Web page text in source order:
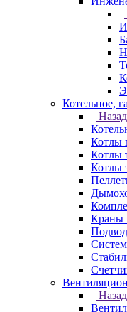
Котельное,
Назад
Котлы
Котлы
Котлы
Краны
Назад